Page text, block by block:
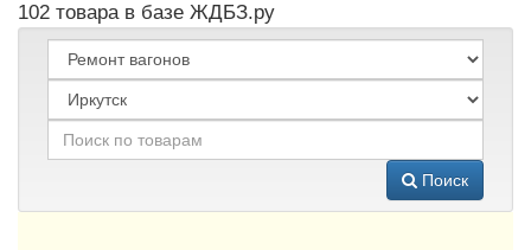
102 товара в базе ЖДБЗ.ру
Поиск